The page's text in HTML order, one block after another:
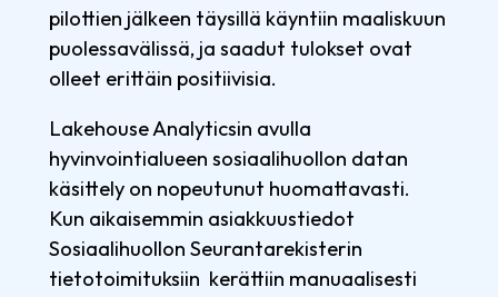
pilottien jälkeen täysillä käyntiin maaliskuun
puolessavälissä, ja saadut tulokset ovat
olleet erittäin positiivisia.
Lakehouse Analyticsin avulla
hyvinvointialueen sosiaalihuollon datan
käsittely on nopeutunut huomattavasti.
Kun aikaisemmin asiakkuustiedot
Sosiaalihuollon Seurantarekisterin
tietotoimituksiin kerättiin manuaalisesti